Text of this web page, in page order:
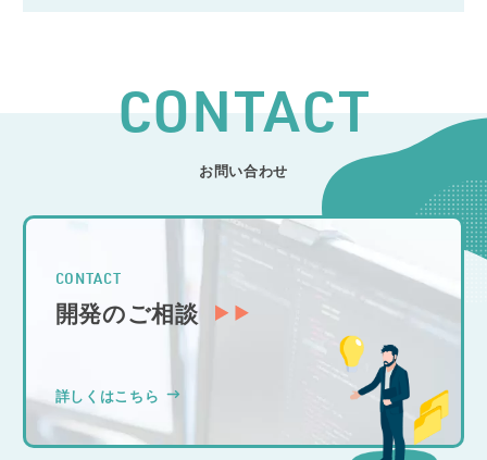
CONTACT
お問い合わせ
CONTACT
開発のご相談
詳しくはこちら